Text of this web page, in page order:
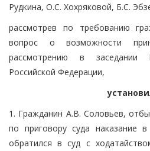
Рудкина, О.С. Хохряковой, Б.С.
рассмотрев по требованию
вопрос о возможности
рассмотрению в заседании
Российской Федерации,
1. Гражданин А.В. Соловьев,
по приговору суда наказание
обратился в суд с